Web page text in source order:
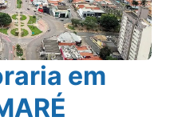
em